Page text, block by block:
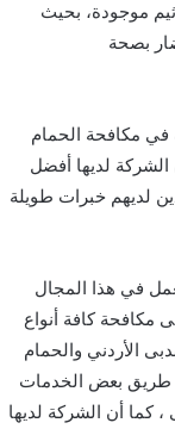
موجودة، بحيث
بصحة
في مكافحة الحمام
لديها أفضل
لديهم خبرات طويلة
في هذا المجال
مكافحة كافة أنواع
الأردني والحمام
طريق بعض الخدمات
كما أن الشركة لديها